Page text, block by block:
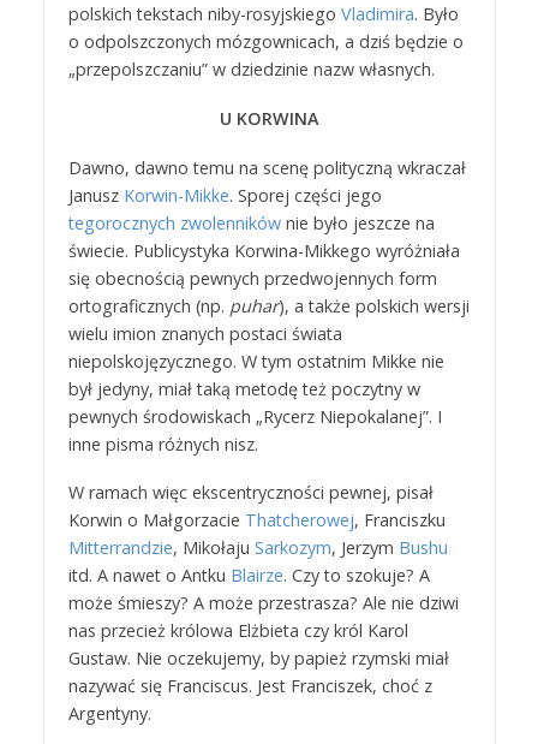
polskich tekstach niby-rosyjskiego Vladimira. Było
o odpolszczonych mózgownicach, a dziś będzie o
„przepolszczaniu” w dziedzinie nazw własnych.
U KORWINA
Dawno, dawno temu na scenę polityczną wkraczał
Janusz Korwin-Mikke. Sporej części jego
tegorocznych zwolennikównie było jeszcze na
świecie. Publicystyka Korwina-Mikkego wyróżniała
się obecnością pewnych przedwojennych form
ortograficznych (np. puhar), a także polskich wersji
wielu imion znanych postaci świata
niepolskojęzycznego. W tym ostatnim Mikke nie
był jedyny, miał taką metodę też poczytny w
pewnych środowiskach „Rycerz Niepokalanej”. I
inne pisma różnych nisz.
W ramach więc ekscentryczności pewnej, pisał
Korwin o Małgorzacie Thatcherowej, Franciszku
Mitterrandzie, Mikołaju Sarkozym, Jerzym Bushu
itd. A nawet o Antku Blairze. Czy to szokuje? A
może śmieszy? A może przestrasza? Ale nie dziwi
nas przecież królowa Elżbieta czy król Karol
Gustaw. Nie oczekujemy, by papież rzymski miał
nazywać się Franciscus. Jest Franciszek, choć z
Argentyny.